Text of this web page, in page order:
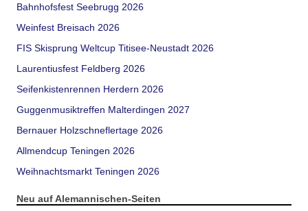
Bahnhofsfest Seebrugg 2026
Weinfest Breisach 2026
FIS Skisprung Weltcup Titisee-Neustadt 2026
Laurentiusfest Feldberg 2026
Seifenkistenrennen Herdern 2026
Guggenmusiktreffen Malterdingen 2027
Bernauer Holzschneflertage 2026
Allmendcup Teningen 2026
Weihnachtsmarkt Teningen 2026
Neu auf Alemannischen-Seiten